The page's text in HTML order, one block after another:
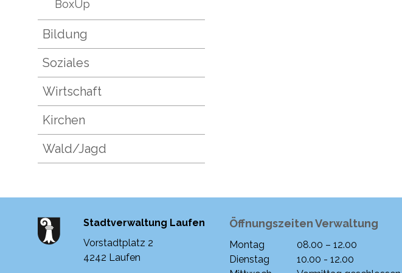
BoxUp
Bildung
Soziales
Wirtschaft
Kirchen
Wald/Jagd
Stadtverwaltung Laufen
Vorstadtplatz 2
4242 Laufen
Öffnungszeiten Verwaltung
Wochentag Morgen
Montag 08.00 – 12.00
Dienstag
10.00 - 12.00